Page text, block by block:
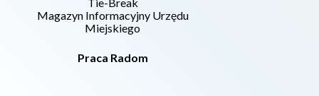
Magazyn Informacyjny Urzędu
Miejskiego
Praca Radom